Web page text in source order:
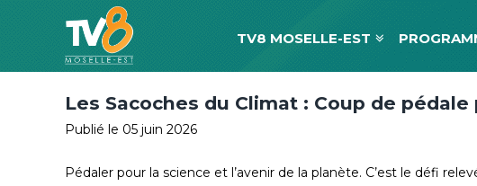
TV8 MOSELLE-EST
Les Sacoches du Climat : Coup de
Publié le 05 juin 2026
Pédaler pour la science et l’avenir de la planète. C’est le défi